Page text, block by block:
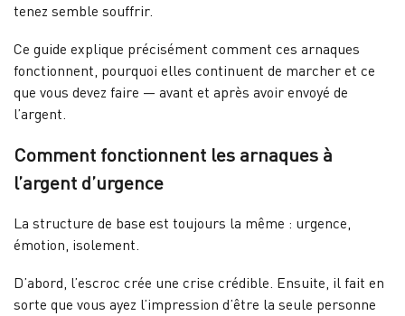
tenez semble souffrir.
Ce guide explique précisément comment ces arnaques
fonctionnent, pourquoi elles continuent de marcher et ce
que vous devez faire — avant et après avoir envoyé de
l’argent.
Comment fonctionnent les arnaques à
l’argent d’urgence
La structure de base est toujours la même : urgence,
émotion, isolement.
D’abord, l’escroc crée une crise crédible. Ensuite, il fait en
sorte que vous ayez l’impression d’être la seule personne